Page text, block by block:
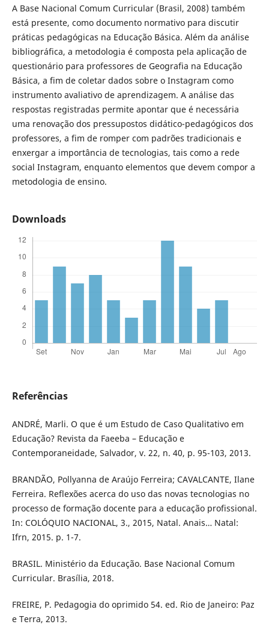
A Base Nacional Comum Curricular (Brasil, 2008) também
está presente, como documento normativo para discutir
práticas pedagógicas na Educação Básica. Além da análise
bibliográfica, a metodologia é composta pela aplicação de
questionário para professores de Geografia na Educação
Básica, a fim de coletar dados sobre o Instagram como
instrumento avaliativo de aprendizagem. A análise das
respostas registradas permite apontar que é necessária
uma renovação dos pressupostos didático-pedagógicos dos
professores, a fim de romper com padrões tradicionais e
enxergar a importância de tecnologias, tais como a rede
social Instagram, enquanto elementos que devem compor a
metodologia de ensino.
Downloads
Referências
ANDRÉ, Marli. O que é um Estudo de Caso Qualitativo em
Educação? Revista da Faeeba – Educação e
Contemporaneidade, Salvador, v. 22, n. 40, p. 95-103, 2013.
BRANDÃO, Pollyanna de Araújo Ferreira; CAVALCANTE, Ilane
Ferreira. Reflexões acerca do uso das novas tecnologias no
processo de formação docente para a educação profissional.
In: COLÓQUIO NACIONAL, 3., 2015, Natal. Anais… Natal:
Ifrn, 2015. p. 1-7.
BRASIL. Ministério da Educação. Base Nacional Comum
Curricular. Brasília, 2018.
FREIRE, P. Pedagogia do oprimido 54. ed. Rio de Janeiro: Paz
e Terra, 2013.